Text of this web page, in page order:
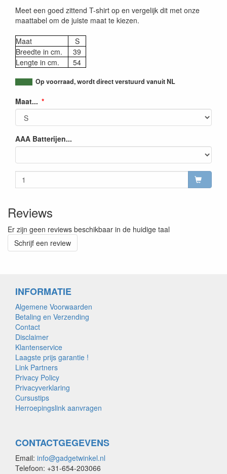
Meet een goed zittend T-shirt op en vergelijk dit met onze
maattabel om de juiste maat te kiezen.
Maat
S
Breedte in cm.
39
Lengte in cm.
54
Op voorraad, wordt direct verstuurd vanuit NL
Maat...
AAA Batterijen...
Reviews
Er zijn geen reviews beschikbaar in de huidige taal
Schrijf een review
INFORMATIE
Algemene Voorwaarden
Betaling en Verzending
Contact
Disclaimer
Klantenservice
Laagste prijs garantie !
Link Partners
Privacy Policy
Privacyverklaring
Cursustips
Herroepingslink aanvragen
CONTACTGEGEVENS
Email: info@gadgetwinkel.nl
Telefoon: +31-654-203066